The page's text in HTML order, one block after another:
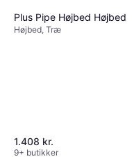
Plus Pipe Højbed Højbed
Højbed, Træ
1.408 kr.
9+ butikker